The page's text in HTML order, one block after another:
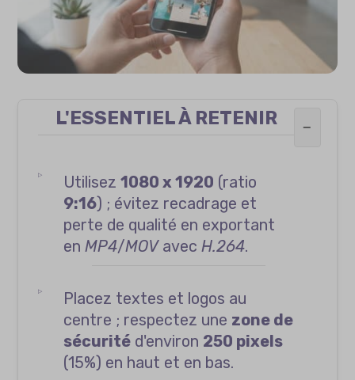
L'ESSENTIEL À RETENIR −
Utilisez1080 x 1920 (ratio
9:16) ; évitez recadrage et
perte de qualité en exportant
enMP4/MOVavecH.264.
Placez textes et logos au
centre ; respectez une zone de
sécurité d'environ 250 pixels
(15%) en haut et en bas.